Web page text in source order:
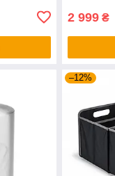
2 999 ₴
–12%